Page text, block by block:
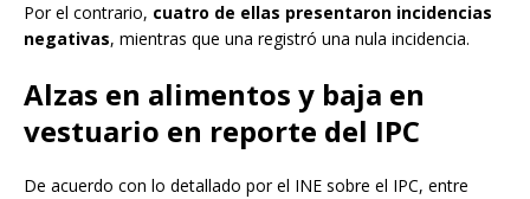
Por el contrario, cuatro de ellas presentaron incidencias
negativas, mientras que una registró una nula incidencia.
Alzas en alimentos y baja en
vestuario en reporte del IPC
De acuerdo con lo detallado por el INE sobre el IPC, entre